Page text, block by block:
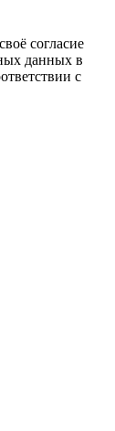
согласие
данных в
с